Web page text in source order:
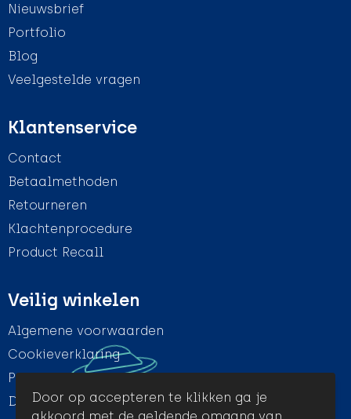
Nieuwsbrief
Portfolio
Blog
Veelgestelde vragen
Klantenservice
Contact
Betaalmethoden
Retourneren
Klachtenprocedure
Product Recall
Veilig winkelen
Algemene voorwaarden
Cookieverklaring
Privacyverklaring
Disclaimer
Door op accepteren te klikken ga je